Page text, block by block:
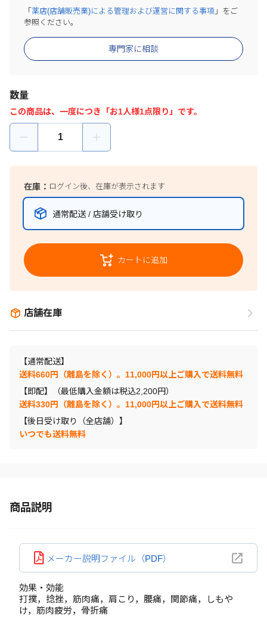
専門家に相談
「 薬店(店舗販売業)による管理および運営に関する事項 」をご
参照ください。
数量
この商品は、一度につき「お1人様1点限り」です。
在庫： ログイン後、在庫が表示されます
通常配送 / 店舗受け取り
カートに追加
店舗在庫
【通常配送】
送料660円（離島を除く）。11,000円以上ご購入で送料無料
【即配】（最低購入金額は税込2,200円）
送料330円（離島を除く）。11,000円以上ご購入で送料無料
【後日受け取り（全店舗）】
いつでも送料無料
商品説明
メーカー説明ファイル（PDF）
効果・効能
打撲，捻挫，筋肉痛，肩こり，腰痛，関節痛，しもや
け，筋肉疲労，骨折痛